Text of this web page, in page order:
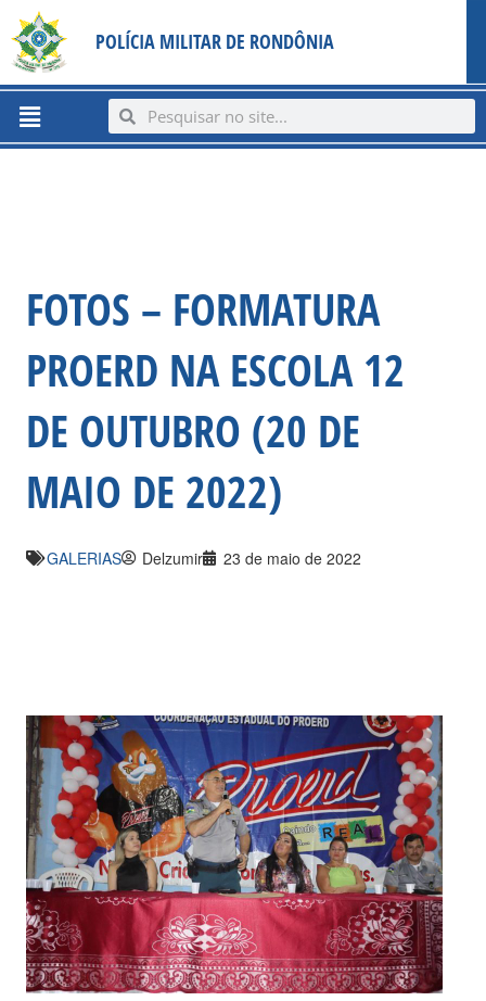
content
para
conteúdo
POLÍCIA MILITAR DE RONDÔNIA
Menu SearchSearch
FOTOS – FORMATURA
PROERD NA ESCOLA 12
DE OUTUBRO (20 DE
MAIO DE 2022)
GALERIAS Delzumir 23 de maio de 2022